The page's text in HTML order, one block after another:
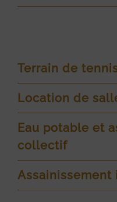
Terrain de
Location de
Eau potable et
collectif